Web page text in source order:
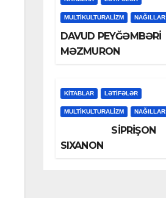
MULTIKULTURALIZM NAĞILLAR
DAVUD PEYĞƏMBƏRİ
MƏZMURON
KİTABLAR LƏTIFƏLƏR
MULTIKULTURALIZM NAĞILLAR
SİPRİŞON
SIXANON